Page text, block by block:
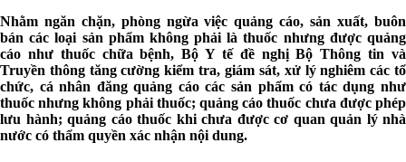
Nhằm ngăn chặn, phòng ngừa việc quảng cáo, sản xuất, buôn
bán các loại sản phẩm không phải là thuốc nhưng được quảng
cáo như thuốc chữa bệnh, Bộ Y tế đề nghị Bộ Thông tin và
Truyền thông tăng cường kiểm tra, giám sát, xử lý nghiêm các tổ
chức, cá nhân đăng quảng cáo các sản phẩm có tác dụng như
thuốc nhưng không phải thuốc; quảng cáo thuốc chưa được phép
lưu hành; quảng cáo thuốc khi chưa được cơ quan quản lý nhà
nước có thẩm quyền xác nhận nội dung.